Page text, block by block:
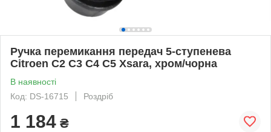
Ручка перемикання передач 5-ступенева
Citroen C2 C3 C4 C5 Xsara, хром/чорна
В наявності
Код: DS-16715
Роздріб
1 184 ₴